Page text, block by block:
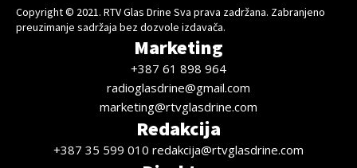
Copyright © 2021. RTV Glas Drine Sva prava zadržana. Zabranjeno
preuzimanje sadržaja bez dozvole izdavača.
Marketing
+387 61 898 964
radioglasdrine@gmail.com
marketing@rtvglasdrine.com
Redakcija
+387 35 599 010 redakcija@rtvglasdrine.com